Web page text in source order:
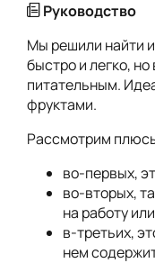
Руководство
Мы решили найти
быстро и легко,
питательным.
фруктами.
Рассмотрим
во-первых,
во-вторых,
на работу
в-третьих,
нем